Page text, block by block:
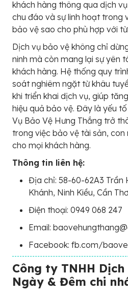
khách hàng thông qua dịch
chu đáo và sự linh hoạt trong
bảo vệ sao cho phù hợp với
Dịch vụ bảo vệ không chỉ
ninh mà còn mang lại sự yên
khách hàng. Hệ thống quy
soát nghiêm ngặt từ khâu
khi triển khai dịch vụ, giúp
hiệu quả bảo vệ. Đây là yếu
Vụ Bảo Vệ Hưng Thắng trở
trong việc bảo vệ tài sản, con
cho mọi khách hàng.
Thông tin liên hệ:
Địa chỉ: 58-60-62A3 Trần
Khánh, Ninh Kiều, Cần Thơ
Điện thoại: 0949 068 247
Email:
Facebook: fb.com/
Công ty TNHH
Ngày & Đêm chi